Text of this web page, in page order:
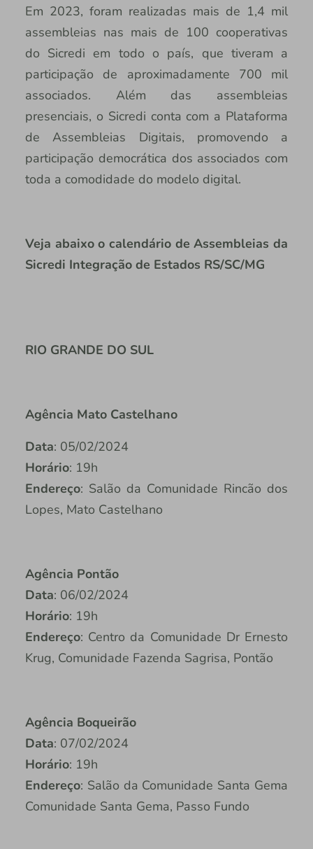
Em 2023, foram realizadas mais de 1,4 mil
assembleias nas mais de 100 cooperativas
do Sicredi em todo o país, que tiveram a
participação de aproximadamente 700 mil
associados. Além das assembleias
presenciais, o Sicredi conta com a Plataforma
de Assembleias Digitais, promovendo a
participação democrática dos associados com
toda a comodidade do modelo digital.
Veja abaixo o calendário de Assembleias da
Sicredi Integração de Estados RS/SC/MG
RIO GRANDE DO SUL
Agência Mato Castelhano
Data: 05/02/2024
Horário: 19h
Endereço: Salão da Comunidade Rincão dos
Lopes, Mato Castelhano
Agência Pontão
Data: 06/02/2024
Horário: 19h
Endereço: Centro da Comunidade Dr Ernesto
Krug, Comunidade Fazenda Sagrisa, Pontão
Agência Boqueirão
Data: 07/02/2024
Horário: 19h
Endereço: Salão da Comunidade Santa Gema
Comunidade Santa Gema, Passo Fundo